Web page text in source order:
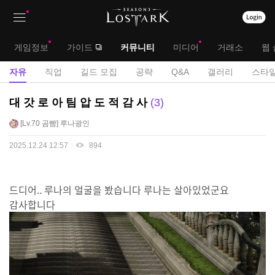
대
메
뉴
게임정보 가이드 커뮤니티 미디어 거래소 웹
서
자유 직업 길드 모집 공략 Q&A 갤러리 스타
자
게
대 갓 로 아 팀 압 도 적 감 사 3
Lv.70 곰뺨 루나광인
2025.12.24 12:57 894
드디어.. 루나의 얼굴을 봤습니다 루나는 살아있었군요
감사합니다